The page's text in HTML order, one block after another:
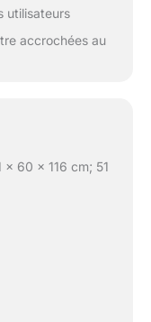
utilisateurs
accrochées au
x 60 x 116 cm; 51